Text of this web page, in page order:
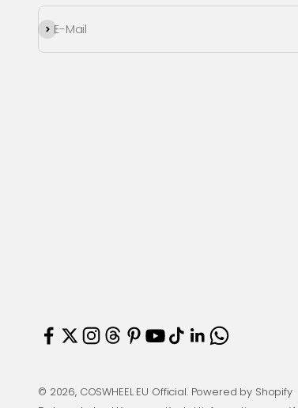
E-Mail
Abonnieren
© 2026, COSWHEEL EU Official. Powered by Shopify